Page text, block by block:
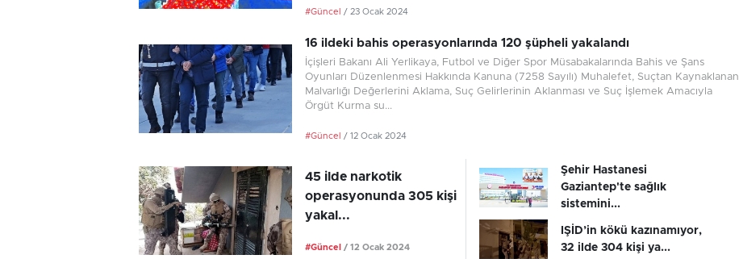
#Güncel / 23 Ocak 2024
16 ildeki bahis operasyonlarında 120 şüpheli yakalandı
İçişleri Bakanı Ali Yerlikaya, Futbol ve Diğer Spor Müsabakalarında Bahis ve Şans
Oyunları Düzenlenmesi Hakkında Kanuna (7258 Sayılı) Muhalefet, Suçtan Kaynaklanan
Malvarlığı Değerlerini Aklama, Suç Gelirlerinin Aklanması ve Suç İşlemek Amacıyla
Örgüt Kurma su...
#Güncel / 12 Ocak 2024
45 ilde narkotik
operasyonunda 305 kişi
yakal...
#Güncel / 12 Ocak 2024
Şehir Hastanesi
Gaziantep'te sağlık
sistemini...
IŞİD’in kökü kazınamıyor,
32 ilde 304 kişi ya...